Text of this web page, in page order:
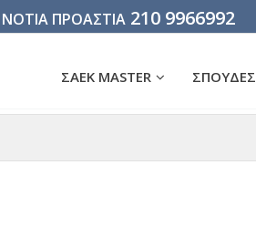
ΝΟΤΙΑ ΠΡΟΑΣΤΙΑ 210 9966992
ΣΑΕΚ MASTER ΣΠΟΥΔΕΣ